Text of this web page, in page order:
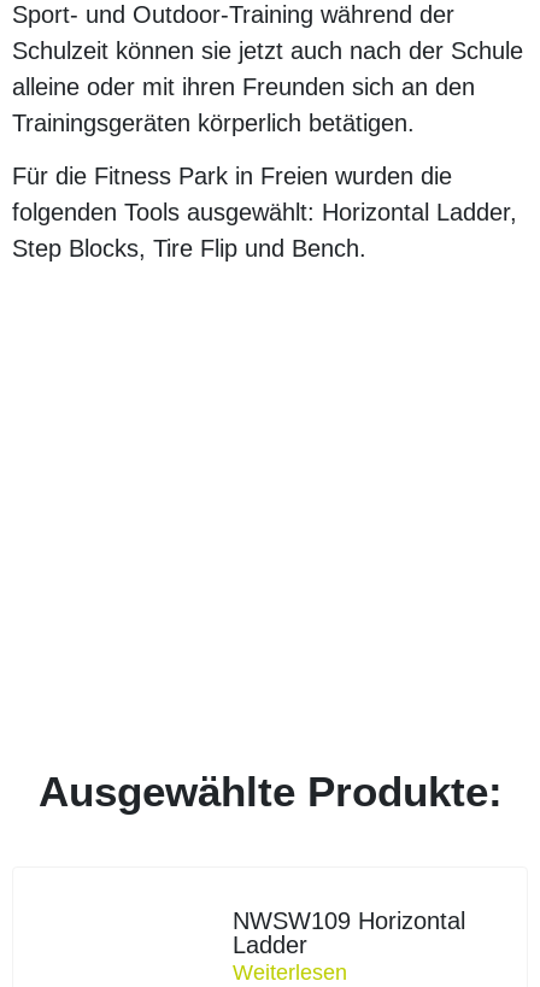
Sport- und Outdoor-Training während der
Schulzeit können sie jetzt auch nach der Schule
alleine oder mit ihren Freunden sich an den
Trainingsgeräten körperlich betätigen.
Für die Fitness Park in Freien wurden die
folgenden Tools ausgewählt: Horizontal Ladder,
Step Blocks, Tire Flip und Bench.
Ausgewählte Produkte:
NWSW109 Horizontal
Ladder
Weiterlesen